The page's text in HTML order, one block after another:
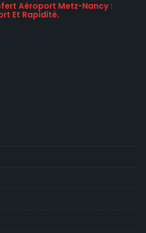
Aéroport Metz-Nancy :
Et Rapidité.